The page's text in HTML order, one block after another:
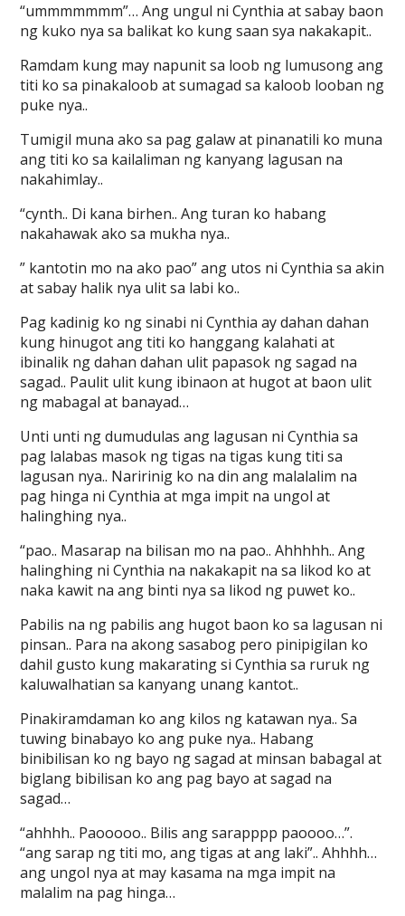
“ummmmmmm”… Ang ungul ni Cynthia at sabay baon
ng kuko nya sa balikat ko kung saan sya nakakapit..
Ramdam kung may napunit sa loob ng lumusong ang
titi ko sa pinakaloob at sumagad sa kaloob looban ng
puke nya..
Tumigil muna ako sa pag galaw at pinanatili ko muna
ang titi ko sa kailaliman ng kanyang lagusan na
nakahimlay..
“cynth.. Di kana birhen.. Ang turan ko habang
nakahawak ako sa mukha nya..
” kantotin mo na ako pao” ang utos ni Cynthia sa akin
at sabay halik nya ulit sa labi ko..
Pag kadinig ko ng sinabi ni Cynthia ay dahan dahan
kung hinugot ang titi ko hanggang kalahati at
ibinalik ng dahan dahan ulit papasok ng sagad na
sagad.. Paulit ulit kung ibinaon at hugot at baon ulit
ng mabagal at banayad…
Unti unti ng dumudulas ang lagusan ni Cynthia sa
pag lalabas masok ng tigas na tigas kung titi sa
lagusan nya.. Naririnig ko na din ang malalalim na
pag hinga ni Cynthia at mga impit na ungol at
halinghing nya..
“pao.. Masarap na bilisan mo na pao.. Ahhhhh.. Ang
halinghing ni Cynthia na nakakapit na sa likod ko at
naka kawit na ang binti nya sa likod ng puwet ko..
Pabilis na ng pabilis ang hugot baon ko sa lagusan ni
pinsan.. Para na akong sasabog pero pinipigilan ko
dahil gusto kung makarating si Cynthia sa ruruk ng
kaluwalhatian sa kanyang unang kantot..
Pinakiramdaman ko ang kilos ng katawan nya.. Sa
tuwing binabayo ko ang puke nya.. Habang
binibilisan ko ng bayo ng sagad at minsan babagal at
biglang bibilisan ko ang pag bayo at sagad na
sagad…
“ahhhh.. Paooooo.. Bilis ang sarapppp paoooo…”.
“ang sarap ng titi mo, ang tigas at ang laki”.. Ahhhh…
ang ungol nya at may kasama na mga impit na
malalim na pag hinga…